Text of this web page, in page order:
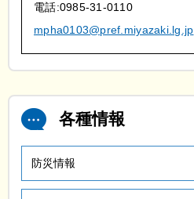
電話:0985-31-0110
mpha0103@pref.miyazaki.lg.jp
各種情報
防災情報